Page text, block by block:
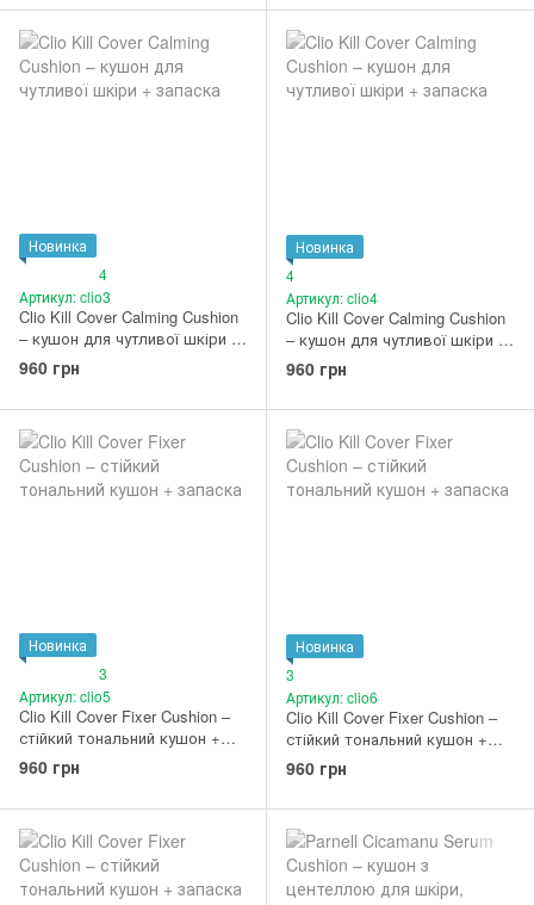
Новинка
4
Артикул: clio3
Clio Kill Cover Calming Cushion
– кушон для чутливої шкіри +
запаска (2 Lingerie)
960 грн
Новинка
4
Артикул: clio4
Clio Kill Cover Calming Cushion
– кушон для чутливої шкіри +
запаска (3 Linen)
960 грн
Новинка
3
Артикул: clio5
Clio Kill Cover Fixer Cushion –
стійкий тональний кушон +
запаска (02 Lingerie)
960 грн
Новинка
3
Артикул: clio6
Clio Kill Cover Fixer Cushion –
стійкий тональний кушон +
запаска (03 Linen)
960 грн